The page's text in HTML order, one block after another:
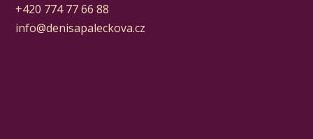
+420 774 77 66 88
info@denisapaleckova.cz